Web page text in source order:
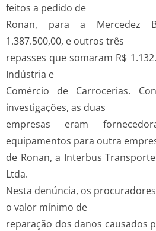
feitos a pedido de
Ronan, para a Mercedez
1.387.500,00, e outros três
repasses que somaram R$
Indústria e
Comércio de Carrocerias.
investigações, as duas
empresas eram
equipamentos para outra
de Ronan, a Interbus
Ltda.
Nesta denúncia, os
o valor mínimo de
reparação dos danos causados